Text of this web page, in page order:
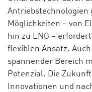
Antriebstechnologien
Möglichkeiten – von
hin zu LNG –
flexiblen Ansatz.
spannender Bereich
Potenzial. Die
Innovationen und